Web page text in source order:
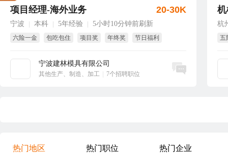
项目经理-海外业务
宁波 本科 5年经验 5小时10分钟前刷新
六险一金 包吃包住 项目奖 年终奖
节日福利
宁波建林模具有限公司
其他生产、制造、加工 7个招聘职位
20-30K
立即沟通
杭
五
热门地区 热门职位 热门企业